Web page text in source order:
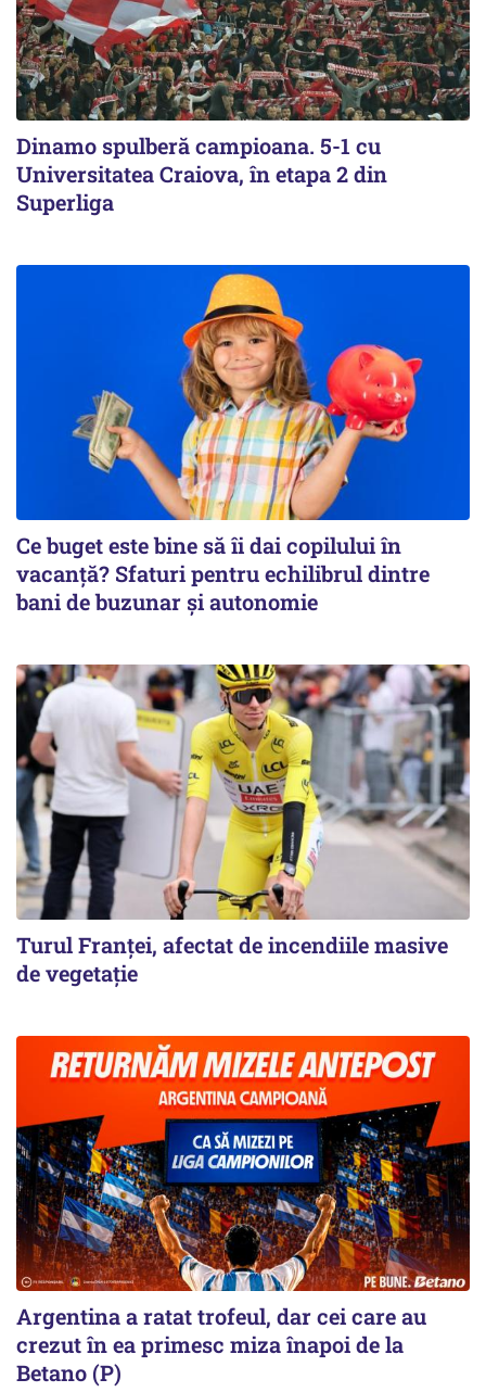
Dinamo spulberă campioana. 5-1 cu
Universitatea Craiova, în etapa 2 din
Superliga
Ce buget este bine să îi dai copilului în
vacanță? Sfaturi pentru echilibrul dintre
bani de buzunar și autonomie
Turul Franţei, afectat de incendiile masive
de vegetaţie
Argentina a ratat trofeul, dar cei care au
crezut în ea primesc miza înapoi de la
Betano (P)